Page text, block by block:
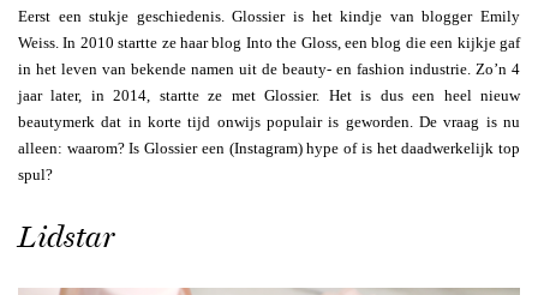
Eerst een stukje geschiedenis. Glossier is het kindje van blogger Emily
Weiss. In 2010 startte ze haar blog Into the Gloss, een blog die een kijkje gaf
in het leven van bekende namen uit de beauty- en fashion industrie. Zo’n 4
jaar later, in 2014, startte ze met Glossier. Het is dus een heel nieuw
beautymerk dat in korte tijd onwijs populair is geworden. De vraag is nu
alleen: waarom? Is Glossier een (Instagram) hype of is het daadwerkelijk top
spul?
Lidstar